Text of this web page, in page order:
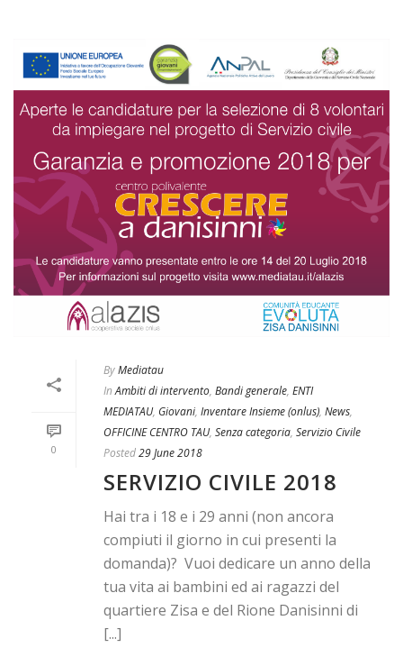
0
ByMediatau
In Ambiti di intervento, Bandi generale, ENTI
MEDIATAU, Giovani, Inventare Insieme (onlus), News,
OFFICINE CENTRO TAU, Senza categoria, Servizio Civile
Posted29 June 2018
SERVIZIO CIVILE 2018
Hai tra i 18 e i 29 anni (non ancora
compiuti il giorno in cui presenti la
domanda)? Vuoi dedicare un anno della
tua vita ai bambini ed ai ragazzi del
quartiere Zisa e del Rione Danisinni di
[...]